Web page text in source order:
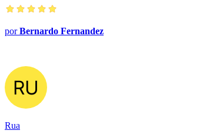
porBernardo Fernandez
Rua